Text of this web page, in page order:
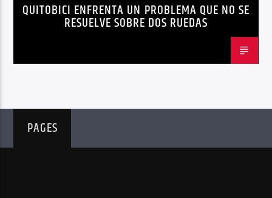
EDITORIAL
METRO DE QUITO BICICLETA
MOVILIDAD ACTIVA QUITO
MOVILIDAD SOSTENIBLE QUITO
QUITOBICI ENFRENTA UN PROBLEMA QUE NO SE
RESUELVE SOBRE DOS RUEDAS
PAGES